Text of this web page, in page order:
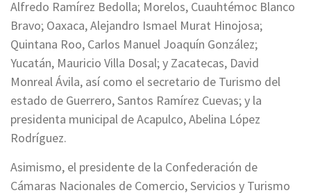
Alfredo Ramírez Bedolla; Morelos, Cuauhtémoc Blanco
Bravo; Oaxaca, Alejandro Ismael Murat Hinojosa;
Quintana Roo, Carlos Manuel Joaquín González;
Yucatán, Mauricio Villa Dosal; y Zacatecas, David
Monreal Ávila, así como el secretario de Turismo del
estado de Guerrero, Santos Ramírez Cuevas; y la
presidenta municipal de Acapulco, Abelina López
Rodríguez.
Asimismo, el presidente de la Confederación de
Cámaras Nacionales de Comercio, Servicios y Turismo